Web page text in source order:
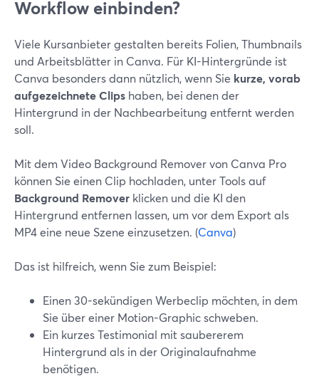
Workflow einbinden?
Viele Kursanbieter gestalten bereits Folien, Thumbnails
und Arbeitsblätter in Canva. Für KI-Hintergründe ist
Canva besonders dann nützlich, wenn Sie kurze, vorab
aufgezeichnete Clips haben, bei denen der
Hintergrund in der Nachbearbeitung entfernt werden
soll.
Mit dem Video Background Remover von Canva Pro
können Sie einen Clip hochladen, unter Tools auf
Background Remover klicken und die KI den
Hintergrund entfernen lassen, um vor dem Export als
MP4 eine neue Szene einzusetzen. (Canva)
Das ist hilfreich, wenn Sie zum Beispiel:
Einen 30-sekündigen Werbeclip möchten, in dem
Sie über einer Motion-Graphic schweben.
Ein kurzes Testimonial mit saubererem
Hintergrund als in der Originalaufnahme
benötigen.